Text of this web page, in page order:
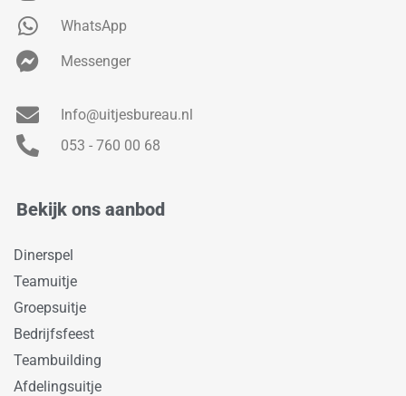
WhatsApp
Messenger
Info@uitjesbureau.nl
053 - 760 00 68
Bekijk ons aanbod
Dinerspel
Teamuitje
Groepsuitje
Bedrijfsfeest
Teambuilding
Afdelingsuitje